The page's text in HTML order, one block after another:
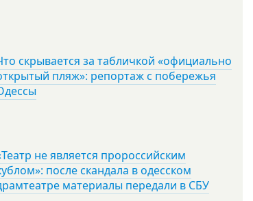
скрывается за табличкой «официально
пляж»: репортаж с побережья
не является пророссийским
после скандала в одесском
материалы передали в СБУ